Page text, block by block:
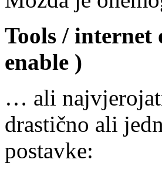
Tools / internet
enable )
… ali
drastično ali
postavke: